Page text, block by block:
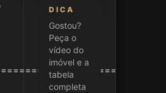
DICA
Gostou?
Peça o
vídeo do
imóvel e a
tabela
completa